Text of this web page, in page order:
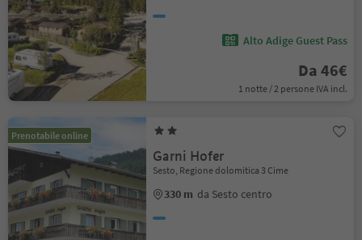
Alto Adige Guest Pass
Da 46€
1 notte / 2 persone IVA incl.
Prenotabile online
Garni Hofer
Sesto, Regione dolomitica 3 Cime
330 m da Sesto centro